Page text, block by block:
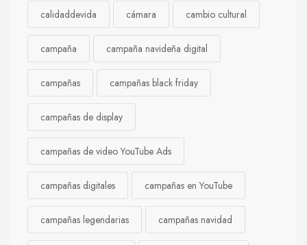
calidaddevida cámara cambio cultural
campaña campaña navideña digital
campañas campañas black friday
campañas de display
campañas de video YouTube Ads
campañas digitales campañas en YouTube
campañas legendarias campañas navidad